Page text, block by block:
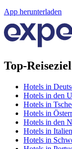
App herunterladen
Top-
Hotels in
Hotels in den
Hotels in
Hotels in
Hotels in den
Hotels in Italien
Hotels in